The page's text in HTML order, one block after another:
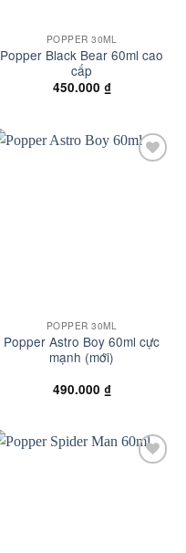
POPPER 30ML
Popper Black Bear 60ml cao
cấp
450.000 ₫
POPPER 30ML
Popper Astro Boy 60ml cực
mạnh (mới)
490.000 ₫